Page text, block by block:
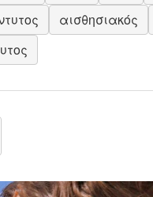
αισθησιακός